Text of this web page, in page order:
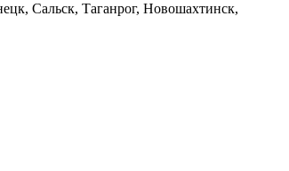
Сальск, Таганрог, Новошахтинск,